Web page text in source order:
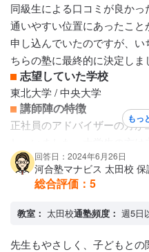
同級生による口コミが良か
通いやすい位置にあったこ
申し込んでいたのですが、
ちらの塾に最終的に決定しま
志望していた学校
東北大学 / 中央大学
講師陣の特徴
正社員のアドバイザーの方
てくださり、正社員の講師の
験全般について助言してくだ
スはとても的確でわかりや
た。
決まったカリキュラム等は
もっ
回答日：2024年6月26日
河合塾マナビス 太田校 保
総合評価： 5
教室： 太田校通塾頻度： 週5日
先生もやさしく、子どもと